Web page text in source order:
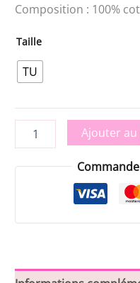
Composition : 100%
Taille
TU
Ajouter